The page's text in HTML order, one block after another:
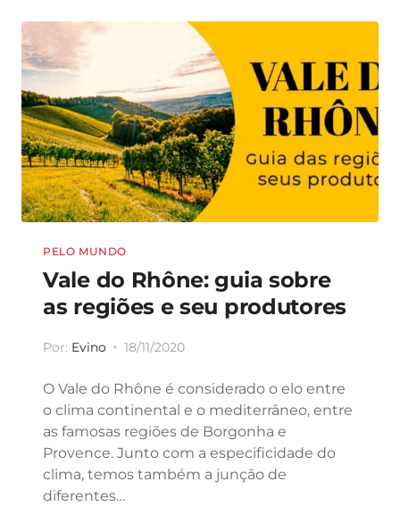
PELO MUNDO
Vale do Rhône: guia sobre
as regiões e seu produtores
Por: Evino 18/11/2020
O Vale do Rhône é considerado o elo entre
o clima continental e o mediterrâneo, entre
as famosas regiões de Borgonha e
Provence. Junto com a especificidade do
clima, temos também a junção de
diferentes…